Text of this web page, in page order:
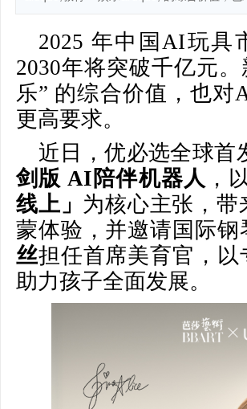
2025 年中国AI玩具
2030年将突破千亿元
乐” 的综合价值，也
更高要求。
近日，优必选全球首
剑版 AI陪伴机器人 ，
线上」 为核心主张，
蒙体验，并邀请国际
丝担任首席美育官，
助力孩子全面发展。